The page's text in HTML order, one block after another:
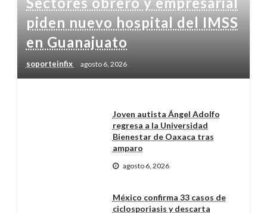
piden nuevo hospital del IMSS
en Guanajuato
soporteinfix agosto 6, 2026
Joven autista Ángel Adolfo
regresa a la Universidad
Bienestar de Oaxaca tras
amparo
agosto 6, 2026
México confirma 33 casos de
ciclosporiasis y descarta